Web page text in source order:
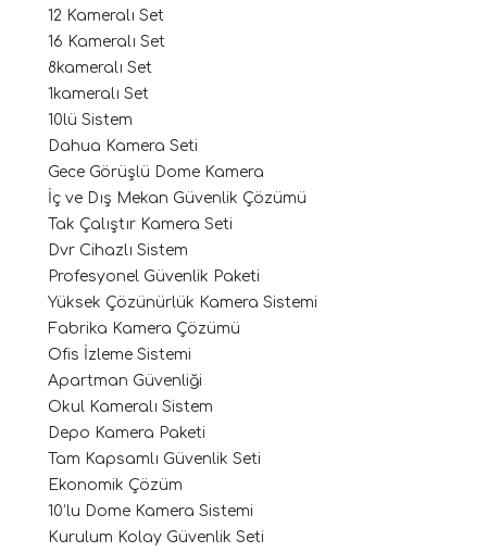
12 Kameralı Set
16 Kameralı Set
8kameralı Set
1kameralı Set
10lü Sistem
Dahua Kamera Seti
Gece Görüşlü Dome Kamera
İç ve Dış Mekan Güvenlik Çözümü
Tak Çalıştır Kamera Seti
Dvr Cihazlı Sistem
Profesyonel Güvenlik Paketi
Yüksek Çözünürlük Kamera Sistemi
Fabrika Kamera Çözümü
Ofis İzleme Sistemi
Apartman Güvenliği
Okul Kameralı Sistem
Depo Kamera Paketi
Tam Kapsamlı Güvenlik Seti
Ekonomik Çözüm
10’lu Dome Kamera Sistemi
Kurulum Kolay Güvenlik Seti